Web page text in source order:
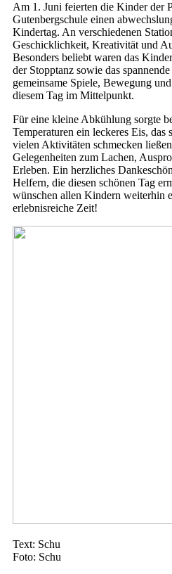
Am 1. Juni feierten die Kinder der
Gutenbergschule einen
Kindertag. An verschiedenen
Geschicklichkeit, Kreativität und
Besonders beliebt waren das
der Stopptanz sowie das
gemeinsame Spiele, Bewegung
diesem Tag im Mittelpunkt.
Für eine kleine Abkühlung sorgte
Temperaturen ein leckeres Eis, das
vielen Aktivitäten schmecken
Gelegenheiten zum Lachen,
Erleben. Ein herzliches
Helfern, die diesen schönen Tag
wünschen allen Kindern weiterhin
erlebnisreiche Zeit!
Text: Schu
Foto: Schu